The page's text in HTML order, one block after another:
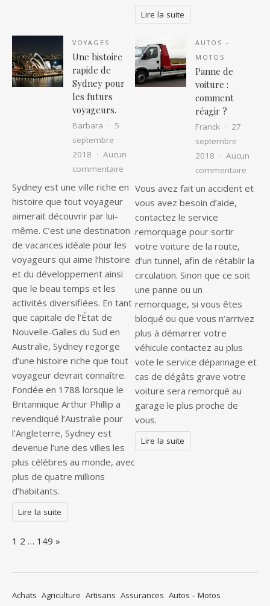
Lire la suite
VOYAGES
Une histoire
rapide de
Sydney pour
les futurs
voyageurs.
Barbara
5
septembre
2018
Aucun
commentaire sur Une histoire rapide de Sydney
Sydney est une ville riche en
histoire que tout voyageur
aimerait découvrir par lui-
même. C’est une destination
de vacances idéale pour les
voyageurs qui aime l’histoire
et du développement ainsi
que le beau temps et les
activités diversifiées. En tant
que capitale de l’État de
Nouvelle-Galles du Sud en
Australie, Sydney regorge
d’une histoire riche que tout
voyageur devrait connaître.
Fondée en 1788 lorsque le
Britannique Arthur Phillip a
revendiqué l’Australie pour
l’Angleterre, Sydney est
devenue l’une des villes les
plus célèbres au monde, avec
plus de quatre millions
d’habitants.
Lire la suite
AUTOS -
MOTOS
Panne de
voiture :
comment
réagir ?
Franck
27
septembre
2018
Aucun
commentaire
Vous avez fait un accident et
vous avez besoin d’aide,
contactez le service
remorquage pour sortir
votre voiture de la route,
d’un tunnel, afin de rétablir la
circulation. Sinon que ce soit
une panne ou un
remorquage, si vous êtes
bloqué ou que vous n’arrivez
plus à démarrer votre
véhicule contactez au plus
vote le service dépannage et
cas de dégâts grave votre
voiture sera remorqué au
garage le plus proche de
vous.
Lire la suite
Page:
1 2 … 149 Next
»
Achats Agriculture Artisans Assurances Autos – Motos